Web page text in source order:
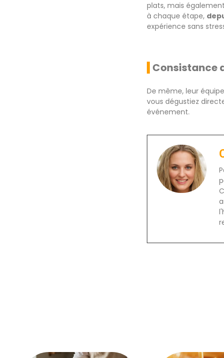
plats, mais
à chaque étape,
expérience sans
Consistance
De même, leur équipe
vous dégustiez
événement.